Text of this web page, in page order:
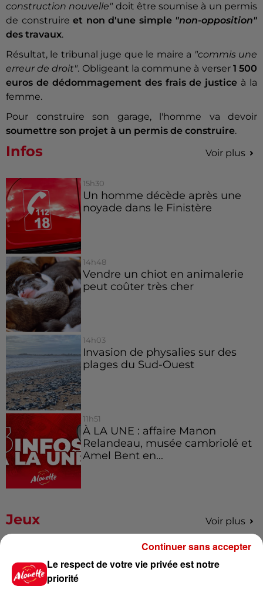
construction nouvelle" doit être soumise à un permis
de construire et non d'une simple "non-opposition"
des travaux.
Résultat, le tribunal juge que le maire a "commis une
erreur de droit". Obligeant la commune à verser 1 500
euros de dédommagement des frais de justice à la
femme.
Pour construire son garage, l'homme va devoir
soumettre son projet à un permis de construire.
Infos Voir plus
15h30
Un homme décède après une
noyade dans le Finistère
14h48
Vendre un chiot en animalerie
peut coûter très cher
14h03
Invasion de physalies sur des
plages du Sud-Ouest
11h51
À LA UNE : affaire Manon
Relandeau, musée cambriolé et
Amel Bent en...
Jeux Voir plus
Gagnez vos places pour le
Festival du Roi Arthur 2026 !
Le respect de votre vie privée est notre
priorité
Continuer sans accepter